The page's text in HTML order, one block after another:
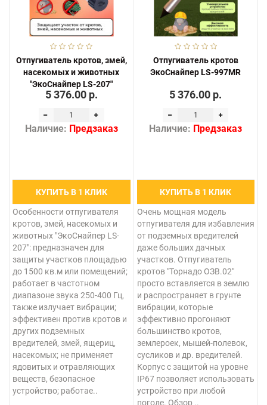
Отпугиватель кротов, змей,
насекомых и животных
"ЭкоСнайпер LS-207"
5 376.00 р.
Наличие: Предзаказ
КУПИТЬ В 1 КЛИК
Особенности отпугивателя
кротов, змей, насекомых и
животных "ЭкоСнайпер LS-
207": предназначен для
защиты участков площадью
до 1500 кв.м или помещений;
работает в частотном
диапазоне звука 250-400 Гц,
также излучает вибрации;
эффективен против кротов и
других подземных
вредителей, змей, ящериц,
насекомых; не применяет
ядовитых и отравляющих
веществ, безопасное
устройство; работае..
Отпугиватель кротов
ЭкоСнайпер LS-997MR
5 376.00 р.
Наличие: Предзаказ
КУПИТЬ В 1 КЛИК
Очень мощная модель
отпугивателя для избавления
от подземных вредителей
даже больших дачных
участков. Отпугиватель
кротов "Торнадо ОЗВ.02"
просто вставляется в землю
и распространяет в грунте
вибрации, которые
эффективно прогоняют
большинство кротов,
землероек, мышей-полевок,
сусликов и др. вредителей.
Корпус с защитой на уровне
IP67 позволяет использовать
устройство при любой
погоде. Обзор ..